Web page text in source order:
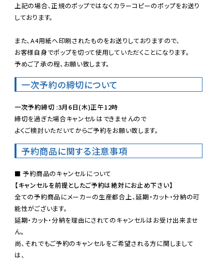
上記の場合、正規のポップではなくカラーコピーのポップをお送り
しております。
また、A4用紙へ印刷されたものをお送りしておりますので、
お客様自身でポップを切って使用していただくことになります。
予めご了承の程、お願い致します。
一次予約の締切について
一次予約締切 :3月6日(木)正午12時
締切を過ぎた場合キャンセルはできませんので
よくご検討いただいてからご予約をお願い致します。
予約商品に関する注意事項
【キャンセルを前提としたご予約は絶対にお止め下さい】
全ての予約商品にメーカーの生産都合上、延期・カット・分納の可
能性がございます。
延期・カット・分納を理由にされてのキャンセルはお受け出来ませ
ん。
尚、それでもご予約のキャンセルをご希望される方に関しまして
は、